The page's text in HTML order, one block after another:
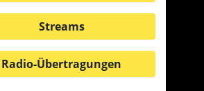
Streams
Radio-Übertragungen